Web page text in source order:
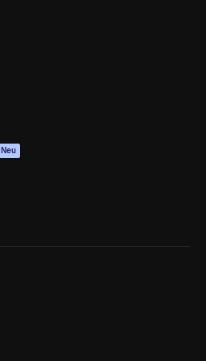
Neu